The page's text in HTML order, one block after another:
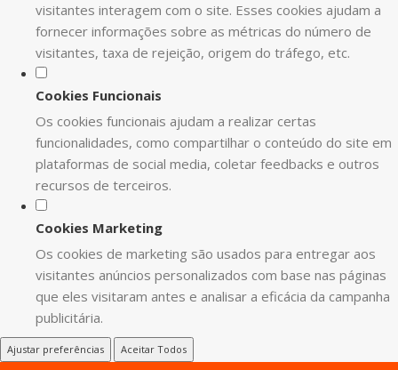
visitantes interagem com o site. Esses cookies ajudam a
fornecer informações sobre as métricas do número de
visitantes, taxa de rejeição, origem do tráfego, etc.
Cookies Funcionais
Os cookies funcionais ajudam a realizar certas
funcionalidades, como compartilhar o conteúdo do site em
plataformas de social media, coletar feedbacks e outros
recursos de terceiros.
Cookies Marketing
Os cookies de marketing são usados para entregar aos
visitantes anúncios personalizados com base nas páginas
que eles visitaram antes e analisar a eficácia da campanha
publicitária.
Ajustar preferências Aceitar Todos